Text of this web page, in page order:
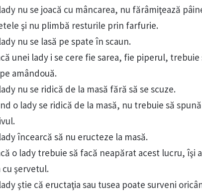
nu se joacă cu mâncarea, nu fărâmiţează
şi nu plimbă resturile prin farfurie.
nu se lasă pe spate în scaun.
unei lady i se cere fie sarea, fie piperul, trebuie
amândouă.
nu se ridică de la masă fără să se scuze.
o lady se ridică de la masă, nu trebuie să spună
încearcă să nu eructeze la masă.
o lady trebuie să facă neapărat acest lucru, îşi
cu şervetul.
ştie că eructaţia sau tusea poate surveni